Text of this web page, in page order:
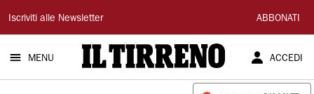
Il
Tirreno
Iscriviti alle Newsletter ABBONATI
MENU ACCEDI